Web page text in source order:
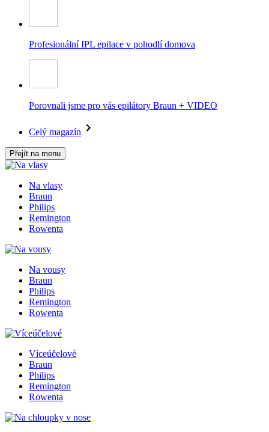
Profesionální IPL epilace v pohodlí domova
Porovnali jsme pro vás epilátory Braun + VIDEO
Celý magazín
Přejít na menu
Na vlasy
Braun
Philips
Remington
Rowenta
Na vousy
Braun
Philips
Remington
Rowenta
Víceúčelové
Braun
Philips
Remington
Rowenta